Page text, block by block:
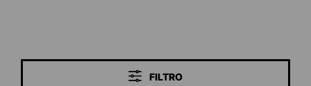
FILTRO